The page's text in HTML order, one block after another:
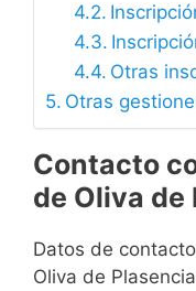
Otras
Otras
Contacto
de Oliva de
Datos de
Oliva de